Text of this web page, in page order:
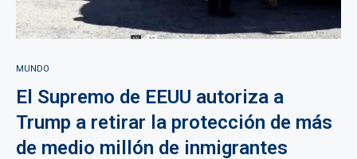
MUNDO
El Supremo de EEUU autoriza a
Trump a retirar la protección de más
de medio millón de inmigrantes